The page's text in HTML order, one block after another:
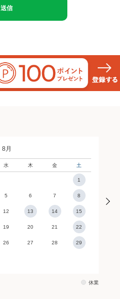
送信
8月
水 木 金 土
1
5 6 7 8
12 13 14 15
19 20 21 22
26 27 28 29
休業